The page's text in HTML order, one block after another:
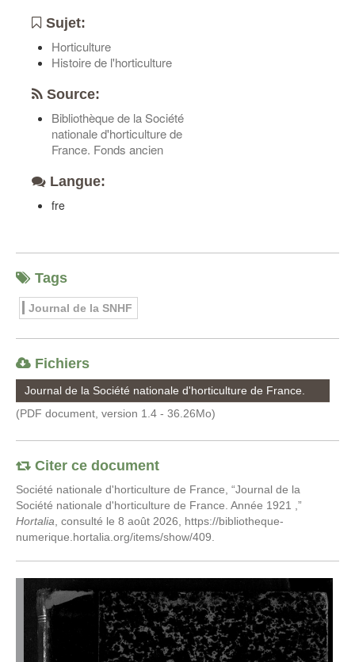
Sujet:
Horticulture
Histoire de l'horticulture
Source:
Bibliothèque de la Société
nationale d'horticulture de
France. Fonds ancien
Langue:
fre
Tags
Journal de la SNHF
Fichiers
Journal de la Société nationale d'horticulture de France.
Année 1921
(PDF document, version 1.4 - 36.26Mo)
Citer ce document
Société nationale d'horticulture de France, “Journal de la
Société nationale d'horticulture de France. Année 1921 ,”
Hortalia , consulté le 8 août 2026, https://bibliotheque-
numerique.hortalia.org/items/show/409